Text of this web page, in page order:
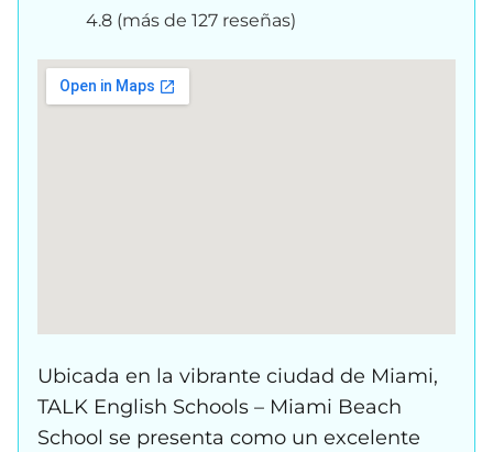
4.8 (más de 127 reseñas)
Ubicada en la vibrante ciudad de Miami,
TALK English Schools – Miami Beach
School se presenta como un excelente